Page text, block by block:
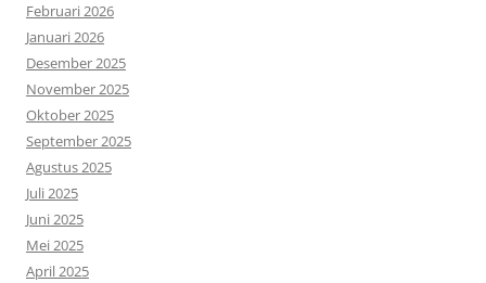
Februari 2026
Januari 2026
Desember 2025
November 2025
Oktober 2025
September 2025
Agustus 2025
Juli 2025
Juni 2025
Mei 2025
April 2025